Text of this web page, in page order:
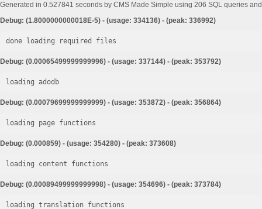
Generated in 0.527841 seconds by CMS Made Simple using 206 SQL queries
Debug: (1.8000000000018E-5) - (usage: 334136) - (peak: 336992)
done loading required files
Debug: (0.00065499999999996) - (usage: 337144) - (peak: 353792)
loading adodb
Debug: (0.00079699999999999) - (usage: 353872) - (peak: 356864)
loading page functions
Debug: (0.000859) - (usage: 354280) - (peak: 373608)
loading content functions
Debug: (0.00089499999999998) - (usage: 354696) - (peak: 373784)
loading translation functions